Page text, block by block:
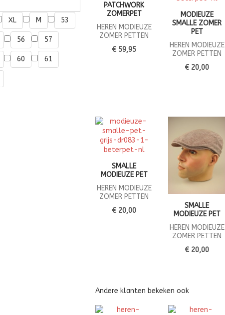
PATCHWORK
ZOMERPET
HEREN MODIEUZE
ZOMER PETTEN
€ 59,95
MODIEUZE
SMALLE ZOMER
PET
HEREN MODIEUZE
ZOMER PETTEN
€ 20,00
SMALLE
MODIEUZE PET
HEREN MODIEUZE
ZOMER PETTEN
€ 20,00
SMALLE
MODIEUZE PET
HEREN MODIEUZE
ZOMER PETTEN
€ 20,00
Andere klanten bekeken ook
XL M 53
56 57
60 61